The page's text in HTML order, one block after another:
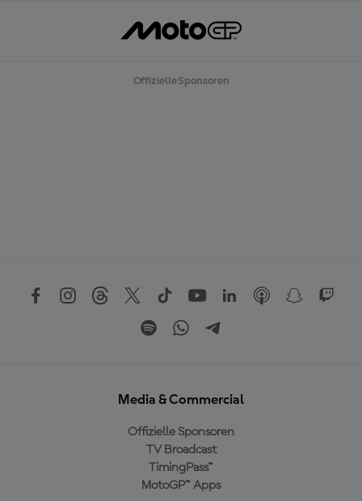
Offizielle Sponsoren
Media & Commercial
Offizielle Sponsoren
TV Broadcast
TimingPass™
MotoGP™ Apps